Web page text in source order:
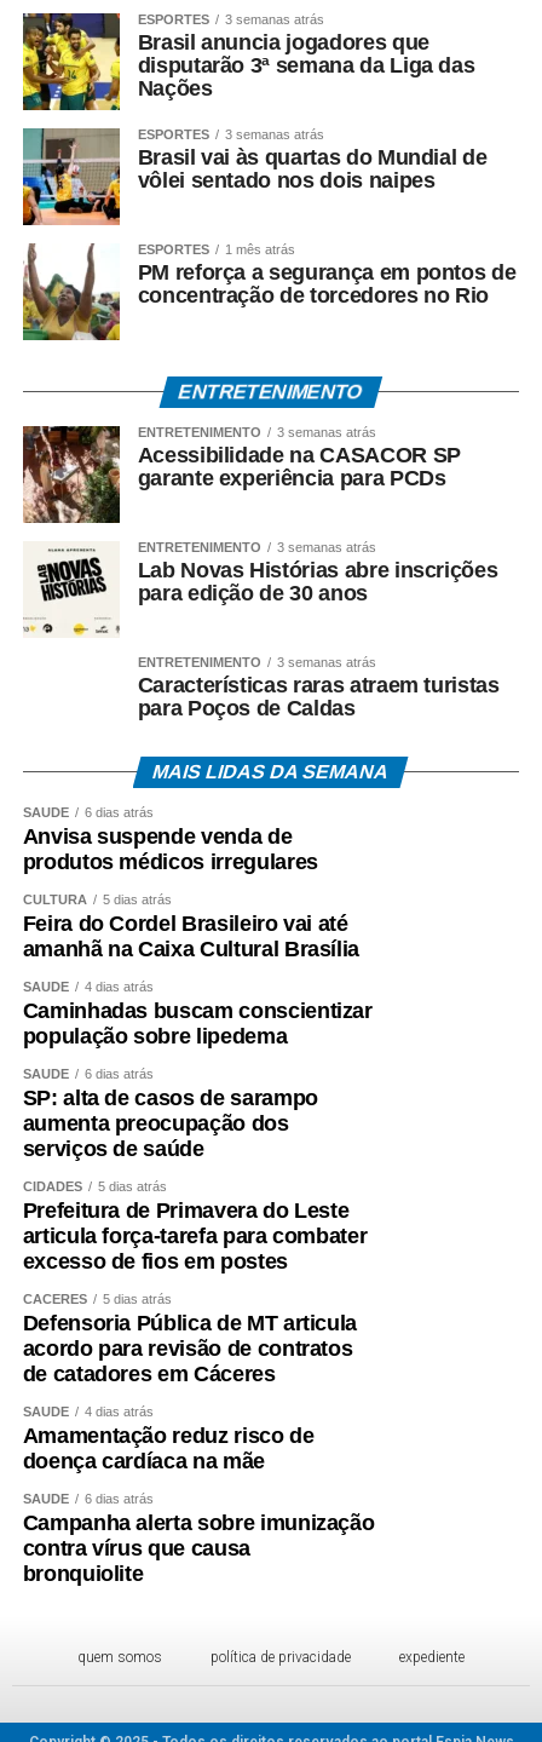
ações formativas de gastronomia
Deibe, Liana Cavalcante, Alex Dias, André Ávila, dentre
outros.
No dia 26, a programação muda para a Vila dos Estevão,
uma comunidade tradicional de pescadores de Canoa.
OAgosto do Mar – Gastronomia e Cultura
Quebrada e integra as ações do Programa Canoa
Encanta, um projeto de requalificação do turismo do
município praiano de Aracati, implementado em parceria
* Com produção de Luciene Cruz.
Fonte: EBC Cultura
COMENTE ABAIXO:
WhatsApp
Facebook
Twitter
Messenger
LinkedIn
Share
ESPORTES 3 semanas atrás
Brasil anuncia jogadores que
disputarão 3ª semana da Liga das
Nações
ESPORTES 3 semanas atrás
Brasil vai às quartas do Mundial de
vôlei sentado nos dois naipes
ESPORTES 1 mês atrás
PM reforça a segurança em pontos de
concentração de torcedores no Rio
ENTRETENIMENTO
ENTRETENIMENTO 3 semanas atrás
Acessibilidade na CASACOR SP
garante experiência para PCDs
ENTRETENIMENTO 3 semanas atrás
Lab Novas Histórias abre inscrições
para edição de 30 anos
ENTRETENIMENTO 3 semanas atrás
Características raras atraem turistas
para Poços de Caldas
MAIS LIDAS DA SEMANA
SAÚDE 6 dias atrás
Anvisa suspende venda de
produtos médicos irregulares
CULTURA 5 dias atrás
Feira do Cordel Brasileiro vai até
amanhã na Caixa Cultural Brasília
SAÚDE 4 dias atrás
Caminhadas buscam conscientizar
população sobre lipedema
SAÚDE 6 dias atrás
SP: alta de casos de sarampo
aumenta preocupação dos
serviços de saúde
CIDADES 5 dias atrás
Prefeitura de Primavera do Leste
articula força-tarefa para combater
excesso de fios em postes
CÁCERES 5 dias atrás
Defensoria Pública de MT articula
acordo para revisão de contratos
de catadores em Cáceres
SAÚDE 4 dias atrás
Amamentação reduz risco de
doença cardíaca na mãe
SAÚDE 6 dias atrás
Campanha alerta sobre imunização
contra vírus que causa
bronquiolite
quem somos política de privacidade expediente